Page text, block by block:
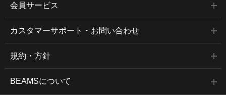
会員サービス
カスタマーサポート・お問い合わせ
規約・方針
BEAMSについて